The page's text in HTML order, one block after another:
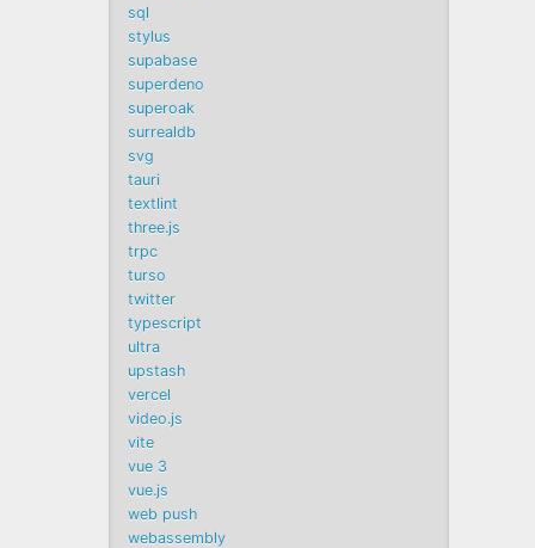
sql
stylus
supabase
superdeno
superoak
surrealdb
svg
tauri
textlint
three.js
trpc
turso
twitter
typescript
ultra
upstash
vercel
video.js
vite
vue 3
vue.js
web push
webassembly